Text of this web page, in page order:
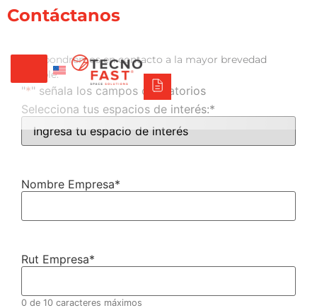
Síguenos
Tecno Fast PerúAlcoTriumph
Contáctanos
Nos pondremos en contacto a la mayor brevedad
posible.
"*" señala los campos obligatorios
Selecciona tus espacios de interés:*
Nombre Empresa*
Rut Empresa*
0 de 10 caracteres máximos